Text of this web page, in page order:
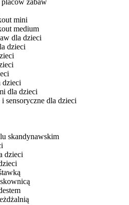
zabaw
mini
medium
dla dzieci
dzieci
dzieci
dla dzieci
sensoryczne dla dzieci
skandynawskim
dzieci